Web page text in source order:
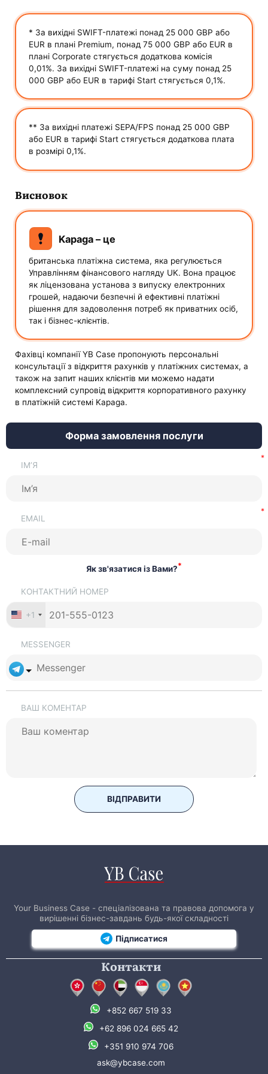
* За вихідні SWIFT-платежі понад 25 000 GBP або
EUR в плані Premium, понад 75 000 GBP або EUR в
плані Corporate стягується додаткова комісія
0,01%. За вихідні SWIFT-платежі на суму понад 25
000 GBP або EUR в тарифі Start стягується 0,1%.
** За вихідні платежі SEPA/FPS понад 25 000 GBP
або EUR в тарифі Start стягується додаткова плата
в розмірі 0,1%.
Висновок
Kapaga – це
британська платіжна система, яка регулюється
Управлінням фінансового нагляду UK. Вона працює
як ліцензована установа з випуску електронних
грошей, надаючи безпечні й ефективні платіжні
рішення для задоволення потреб як приватних осіб,
так і бізнес-клієнтів.
Фахівці компанії YB Case пропонують персональні
консультації з відкриття рахунків у платіжних системах, а
також на запит наших клієнтів ми можемо надати
комплексний супровід відкриття корпоративного рахунку
в платіжній системі Kapaga.
Форма замовлення послуги
ІМ’Я
EMAIL
Як зв'язатися із Вами?*
КОНТАКТНИЙ НОМЕР
+1
MESSENGER
ВАШ КОМЕНТАР
ВІДПРАВИТИ
Your Business Case - спеціалізована та правова допомога у
вирішенні бізнес-завдань будь-якої складності
Підписатися
Контакти
+852 667 519 33
+62 896 024 665 42
+351 910 974 706
ask@ybcase.com